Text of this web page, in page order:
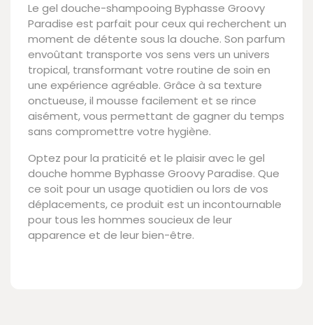
Le gel douche-shampooing Byphasse Groovy
Paradise est parfait pour ceux qui recherchent un
moment de détente sous la douche. Son parfum
envoûtant transporte vos sens vers un univers
tropical, transformant votre routine de soin en
une expérience agréable. Grâce à sa texture
onctueuse, il mousse facilement et se rince
aisément, vous permettant de gagner du temps
sans compromettre votre hygiène.
Optez pour la praticité et le plaisir avec le gel
douche homme Byphasse Groovy Paradise. Que
ce soit pour un usage quotidien ou lors de vos
déplacements, ce produit est un incontournable
pour tous les hommes soucieux de leur
apparence et de leur bien-être.